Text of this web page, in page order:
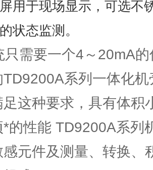
用于现场显示，可选不
状态监测。
只需要一个4～20mA
系列一体化
这种要求，具有体积
的性能 TD9200A系列
感元件及测量、转换、